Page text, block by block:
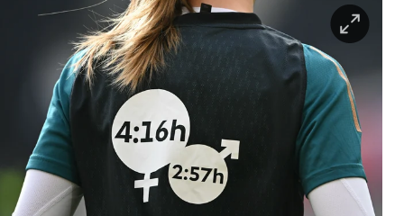
wahrheit
verlag
verlag